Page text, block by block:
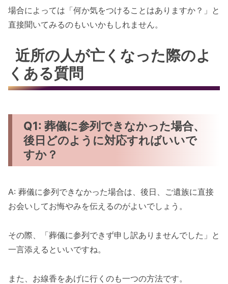
場合によっては「何か気をつけることはありますか？」と
直接聞いてみるのもいいかもしれません。
近所の人が亡くなった際のよ
くある質問
Q1: 葬儀に参列できなかった場合、
後日どのように対応すればいいで
すか？
A: 葬儀に参列できなかった場合は、後日、ご遺族に直接
お会いしてお悔やみを伝えるのがよいでしょう。
その際、「葬儀に参列できず申し訳ありませんでした」と
一言添えるといいですね。
また、お線香をあげに行くのも一つの方法です。